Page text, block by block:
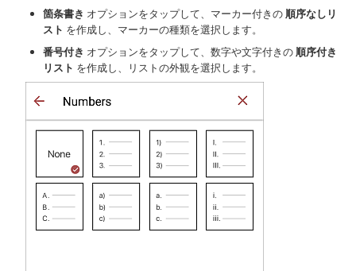
箇条書き オプションをタップして、マーカー付きの順序なしリ
スト を作成し、マーカーの種類を選択します。
番号付き オプションをタップして、数字や文字付きの順序付き
リスト を作成し、リストの外観を選択します。